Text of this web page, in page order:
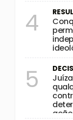
4
5
ação